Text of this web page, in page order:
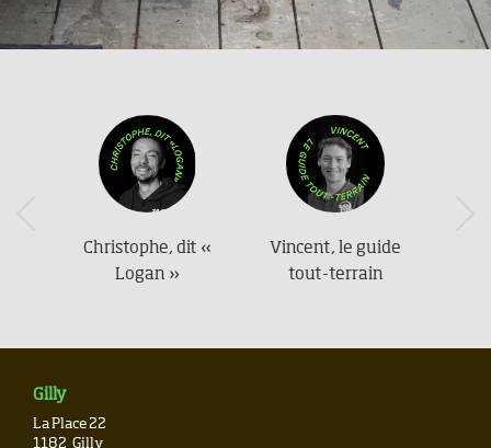
Christophe, dit «
Logan »
Vincent, le guide
tout-terrain
Previous
Gilly
La Place 22
1182 Gilly